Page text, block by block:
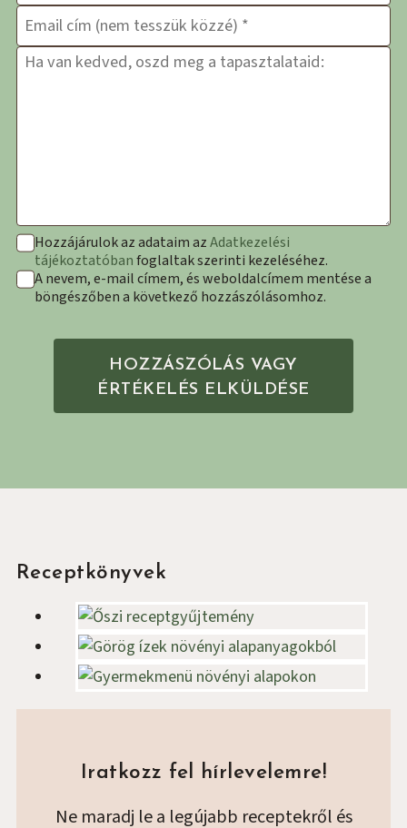
Hozzászólás*
E-mail cím
*
A nevem, e-mail címem, és weboldalcímem mentése a
böngészőben a következő hozzászólásomhoz.
Hozzájárulok az adataim azAdatkezelési
tájékoztatóbanfoglaltak szerinti kezeléséhez.
Oldalsáv
Receptkönyvek
Iratkozz fel hírlevelemre!
Ne maradj le a legújabb receptekről és